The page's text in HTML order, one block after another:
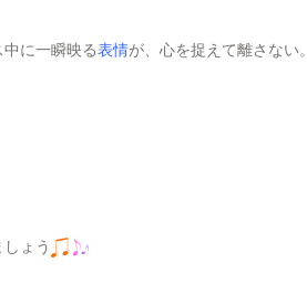
に一瞬映る表情が、心を捉えて離さない。
ょう